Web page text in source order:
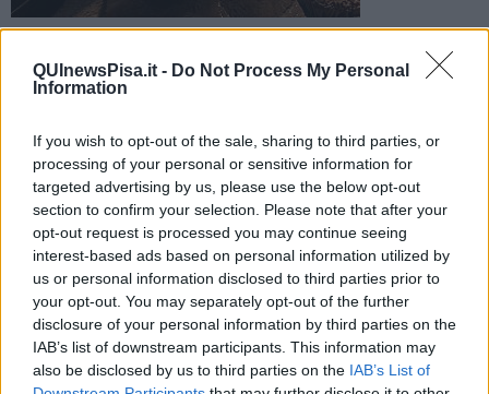
QUInewsPisa.it - Do Not Process My Personal
Information
If you wish to opt-out of the sale, sharing to third parties, or
processing of your personal or sensitive information for
targeted advertising by us, please use the below opt-out
section to confirm your selection. Please note that after your
opt-out request is processed you may continue seeing
interest-based ads based on personal information utilized by
us or personal information disclosed to third parties prior to
your opt-out. You may separately opt-out of the further
disclosure of your personal information by third parties on the
IAB’s list of downstream participants. This information may
also be disclosed by us to third parties on the IAB’s List of
Toscana e dal Museo di Storia Naturale dell’Università di Pisa.
La prenotazione è obbligatoria
CALCI — Ultimi posti per partecipare al convegno“La memoria
delle grotte: viaggio attraverso la paleontologia – scoperte e tutela
dei resti fossili nella regione Toscana”, in programma per il 26
settembre alle 9 al Museo di Storia Naturale dell’Università di Pisa.
L’evento è organizzato dallaFederazione Speleologica Toscana
e dalMuseo di Storia Naturale dell’Università di Pisa, con la
collaborazione delDipartimento di Civiltà e Forme del Sapere
Oltre a docenti delle Università di Pisa, Firenze e Siena, nel corso